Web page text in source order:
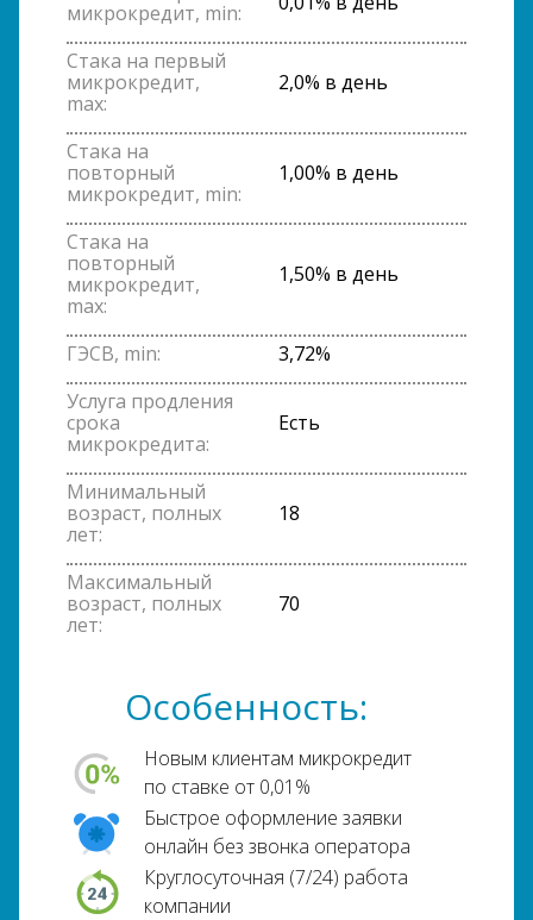
микрокредит, min:
Стака на первый
микрокредит,
max:
2,0% в день
Стака на
повторный
микрокредит, min:
1,00% в день
Стака на
повторный
микрокредит,
max:
1,50% в день
ГЭСВ, min:
3,72%
Услуга продления
срока
микрокредита:
Есть
Минимальный
возраст, полных
лет:
18
Максимальный
возраст, полных
лет:
70
Особенность:
Новым клиентам микрокредит
по ставке от 0,01%
Быстрое оформление заявки
онлайн без звонка оператора
Круглосуточная (7/24) работа
компании